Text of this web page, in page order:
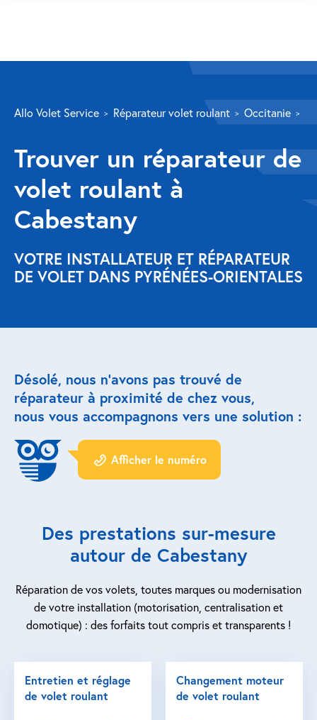
Volet roulant
Réparation
Volet roulant Velux
Au-delà de la fenêtre
Réparation store banne
Réparation portail
Modernisation et domotique
Centralisation volets roulants
Motoriser un volet roulant
ESPACE PRO
Nous recrutons
QUI SOMMES-NOUS ?
Allo Volet Service Réparateur volet roulant Occitanie
Trouver un réparateur de
volet roulant à
Cabestany
VOTRE INSTALLATEUR ET RÉPARATEUR
DE VOLET DANS PYRÉNÉES-ORIENTALES
Désolé, nous n’avons pas trouvé de
réparateur à proximité de chez vous,
nous vous accompagnons vers une solution :
Afficher le numéro
Des prestations sur-mesure
autour de Cabestany
Réparation de vos volets, toutes marques ou modernisation
de votre installation (motorisation, centralisation et
domotique) : des forfaits tout compris et transparents !
Entretien et réglage
de volet roulant
Changement moteur
de volet roulant